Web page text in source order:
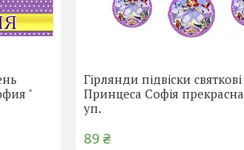
"
Гірлянди підвіски святкові
Принцеса Софія
уп.
89 ₴